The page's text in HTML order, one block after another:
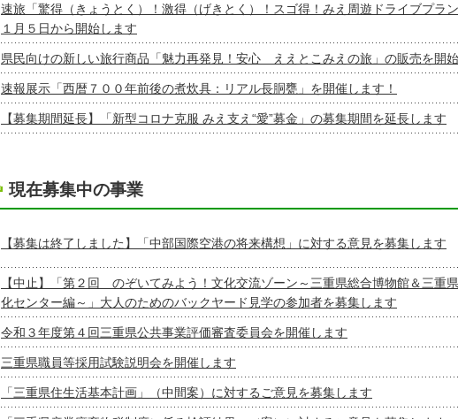
速旅「驚得（きょうとく）！激得（げきとく）！スゴ得！みえ周遊ドライブプラン
１月５日から開始します
県民向けの新しい旅行商品「魅力再発見！安心 ええとこみえの旅」の販売を開
速報展示「西暦７００年前後の煮炊具：リアル長胴甕」を開催します！
【募集期間延長】「新型コロナ克服 みえ支え“愛”募金」の募集期間を延長します
現在募集中の事業
【募集は終了しました】「中部国際空港の将来構想」に対する意見を募集します
【中止】「第２回 のぞいてみよう！文化交流ゾーン～三重県総合博物館＆三重
化センター編～」大人のためのバックヤード見学の参加者を募集します
令和３年度第４回三重県公共事業評価審査委員会を開催します
三重県職員等採用試験説明会を開催します
「三重県住生活基本計画」（中間案）に対するご意見を募集します